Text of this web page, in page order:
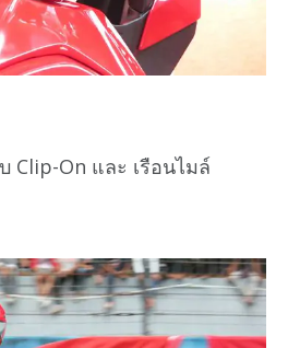
Clip-On และ เรือนไมล์